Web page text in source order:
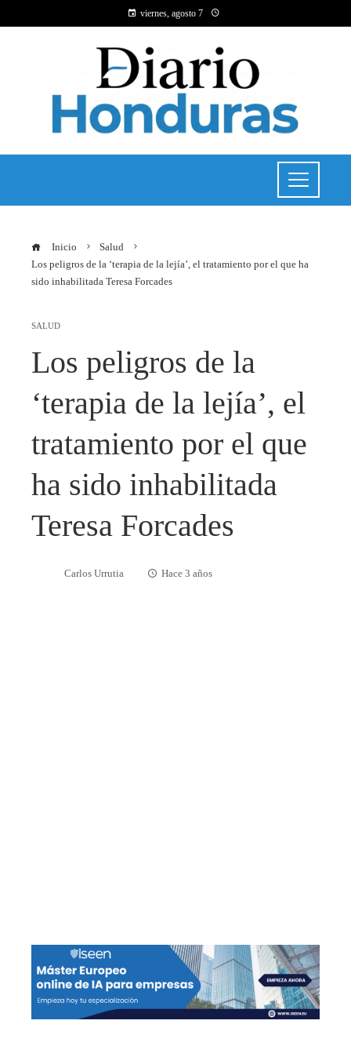
viernes, agosto 7
Inicio
Salud
Los peligros de la ‘terapia de la lejía’, el tratamiento por el que ha
sido inhabilitada Teresa Forcades
SALUD
Los peligros de la
‘terapia de la lejía’, el
tratamiento por el que
ha sido inhabilitada
Teresa Forcades
Carlos Urrutia Hace 3 años